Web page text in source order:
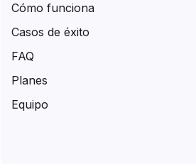
Cómo funciona
Casos de éxito
FAQ
Planes
Equipo